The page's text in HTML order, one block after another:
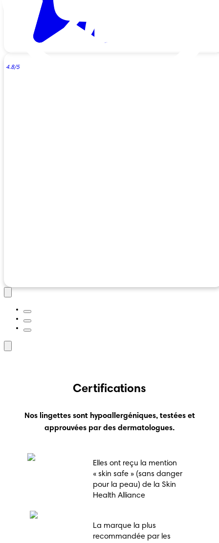
4.8/5
Certifications
Nos lingettes sont hypoallergéniques, testées et
approuvées par des dermatologues.
Elles ont reçu la mention
« skin safe » (sans danger
pour la peau) de la Skin
Health Alliance
La marque la plus
recommandée par les